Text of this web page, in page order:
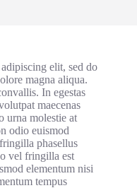
elit, sed do
magna aliqua.
In egestas
maecenas
urna molestie at
odio euismod
phasellus
vel fringilla est
elementum nisi
tempus